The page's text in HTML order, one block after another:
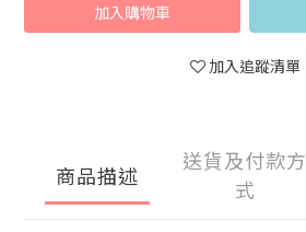
加入購物車
加入追蹤清單
商品描述
送貨及付款方
式